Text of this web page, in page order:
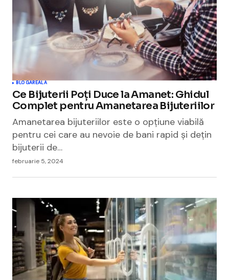
BLOGAREALA
Ce Bijuterii Poți Duce la Amanet: Ghidul
Complet pentru Amanetarea Bijuteriilor
Amanetarea bijuteriilor este o opțiune viabilă
pentru cei care au nevoie de bani rapid și dețin
bijuterii de…
februarie 5, 2024